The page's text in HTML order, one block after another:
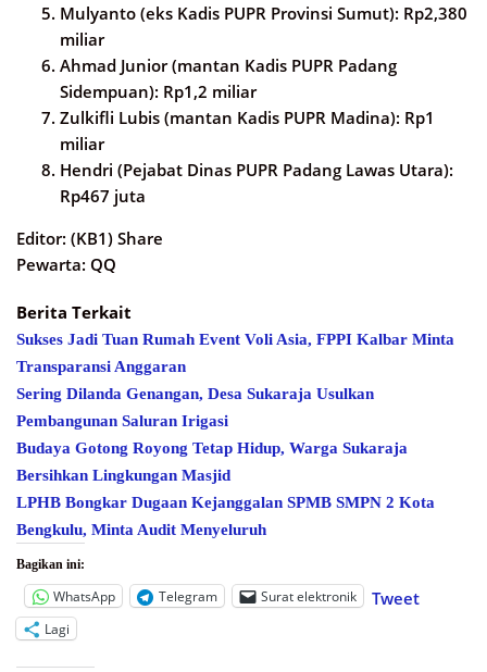
Mulyanto (eks Kadis PUPR Provinsi Sumut): Rp2,380
miliar
Ahmad Junior (mantan Kadis PUPR Padang
Sidempuan): Rp1,2 miliar
Zulkifli Lubis (mantan Kadis PUPR Madina): Rp1
miliar
Hendri (Pejabat Dinas PUPR Padang Lawas Utara):
Rp467 juta
Editor: (KB1) Share
Pewarta: QQ
Berita Terkait
Sukses Jadi Tuan Rumah Event Voli Asia, FPPI Kalbar Minta
Transparansi Anggaran
Sering Dilanda Genangan, Desa Sukaraja Usulkan
Pembangunan Saluran Irigasi
Budaya Gotong Royong Tetap Hidup, Warga Sukaraja
Bersihkan Lingkungan Masjid
LPHB Bongkar Dugaan Kejanggalan SPMB SMPN 2 Kota
Bengkulu, Minta Audit Menyeluruh
Bagikan ini:
WhatsApp Telegram Surat elektronik Tweet
Lagi